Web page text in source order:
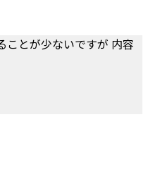
ことが少ないですが 内容